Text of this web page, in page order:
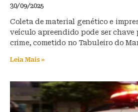
30/09/2025
Coleta de material genético e
veículo apreendido pode ser chave
crime, cometido no Tabuleiro do
Leia Mais »